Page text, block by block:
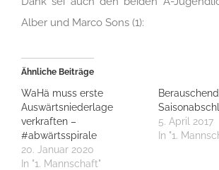
Alber und Marco Sons (1):
Ähnliche Beiträge
WaHä muss erste
Auswärtsniederlage
verkraften –
#abwärtsspirale
20. Januar 2020
In "1. Mannschaft"
5. April 2017
In "1.